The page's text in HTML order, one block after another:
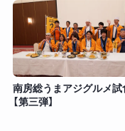
南房総うまアジグルメ試
【第三弾】